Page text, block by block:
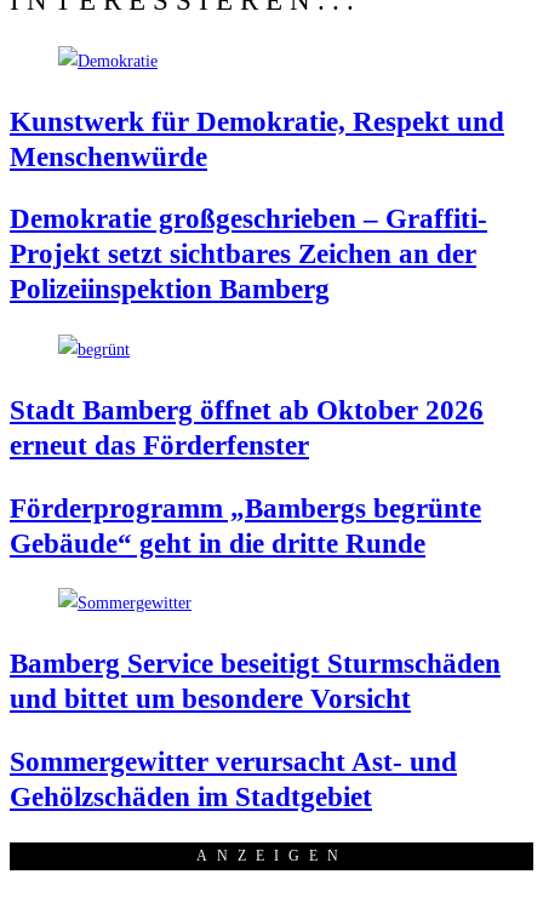
Kunst­werk für Demo­kra­tie, Respekt und
Menschenwürde
Demo­kra­tie groß­ge­schrie­ben – Graf­fi­ti-
Pro­jekt setzt sicht­ba­res Zei­chen an der
Poli­zei­in­spek­ti­on Bamberg
Stadt Bam­berg öff­net ab Okto­ber 2026
erneut das Förderfenster
För­der­pro­gramm „Bam­bergs begrün­te
Gebäu­de“ geht in die drit­te Runde
Bam­berg Ser­vice besei­tigt Sturm­schä­den
und bit­tet um beson­de­re Vorsicht
Som­mer­ge­wit­ter ver­ur­sacht Ast- und
Gehölz­schä­den im Stadtgebiet
ANZEI­GEN